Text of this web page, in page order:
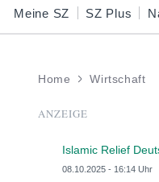
Meine SZ SZ Plus
Home Wirtschaft
ANZEIGE
Islamic Relief
08.10.2025 - 16:14 Uhr